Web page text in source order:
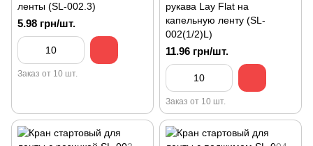
ленты (SL-002.3)
5.98 грн/шт.
Заказ от 10 шт.
рукава Lay Flat на
капельную ленту (SL-
002(1/2)L)
11.96 грн/шт.
Заказ от 10 шт.